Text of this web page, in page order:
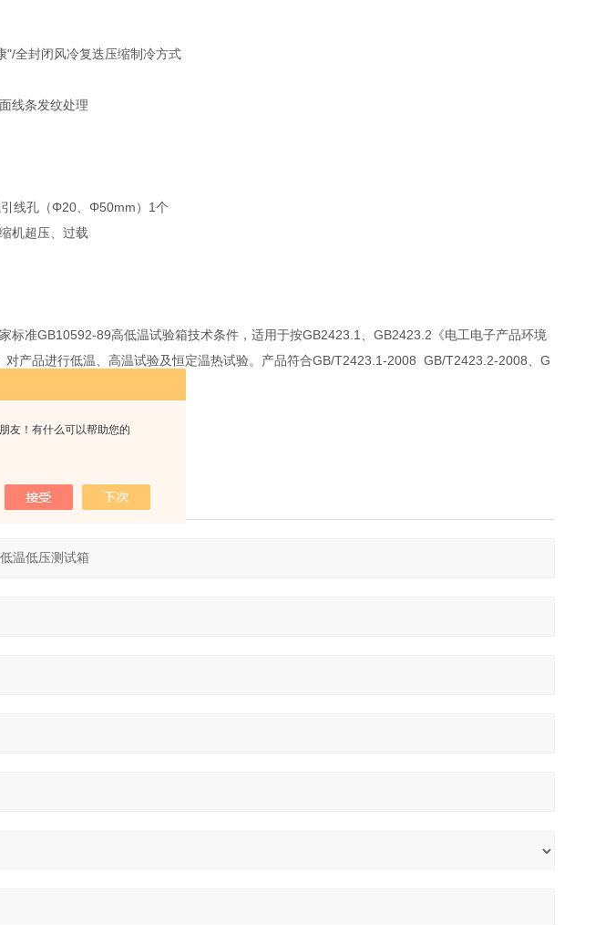
友！有什么可以帮助您的
"/全封闭风冷复迭压缩制冷方式
线条发纹处理
线孔（Φ20、Φ50mm）1个
机超压、过载
标准GB10592-89高低温试验箱技术条件，适用于按GB2423.1、GB2423.2《电工电子产品环境
对产品进行低温、高温试验及恒定温热试验。产品符合GB/T2423.1-2008 GB/T2423.2-2008、G